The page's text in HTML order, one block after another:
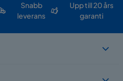
Snabb
leverans
Upp till 20 års
garanti